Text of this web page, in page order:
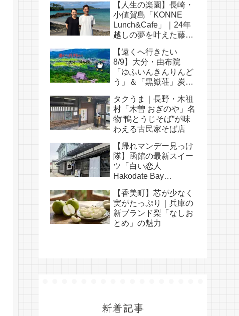
【人生の楽園】長崎・
小値賀島「KONNE
Lunch&Cafe」｜24年
越しの夢を叶えた藤田
【遠くへ行きたい
8/9】大分・由布院
「ゆふいんきんりんど
う」＆「黒嶽荘」炭酸
タクうま｜長野・木祖
村「木曽 おぎのや」名
物“鴨とうじそば”が味
わえる古民家そば店
【帰れマンデー見っけ
隊】函館の最新スイー
ツ「白い恋人
Hakodate Bay
ュー・口コミ・白い恋
人の歴史まとめ
【香美町】芯が少なく
実がたっぷり｜兵庫の
新ブランド梨「なしお
とめ」の魅力
新着記事